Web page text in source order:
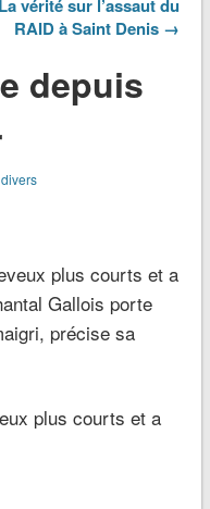
La vérité sur l’assaut du
RAID à Saint Denis →
depuis
plus courts et a